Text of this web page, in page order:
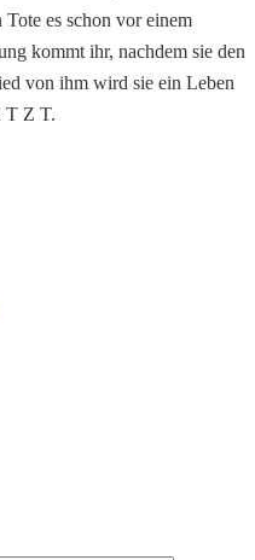
es schon vor einem
kommt ihr, nachdem sie den
von ihm wird sie ein Leben
T Z T.